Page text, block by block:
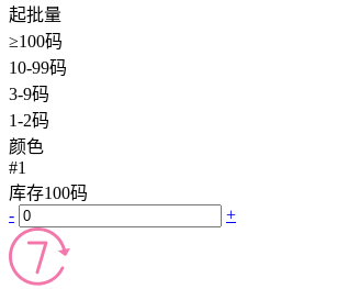
起批量
≥100码
10-99码
3-9码
1-2码
颜色
#1
库存100码
-
+